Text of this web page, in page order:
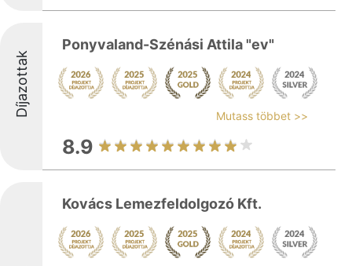
Díjazottak
Ponyvaland-Szénási Attila "ev"
Mutass többet >>
8.9
Kovács Lemezfeldolgozó Kft.